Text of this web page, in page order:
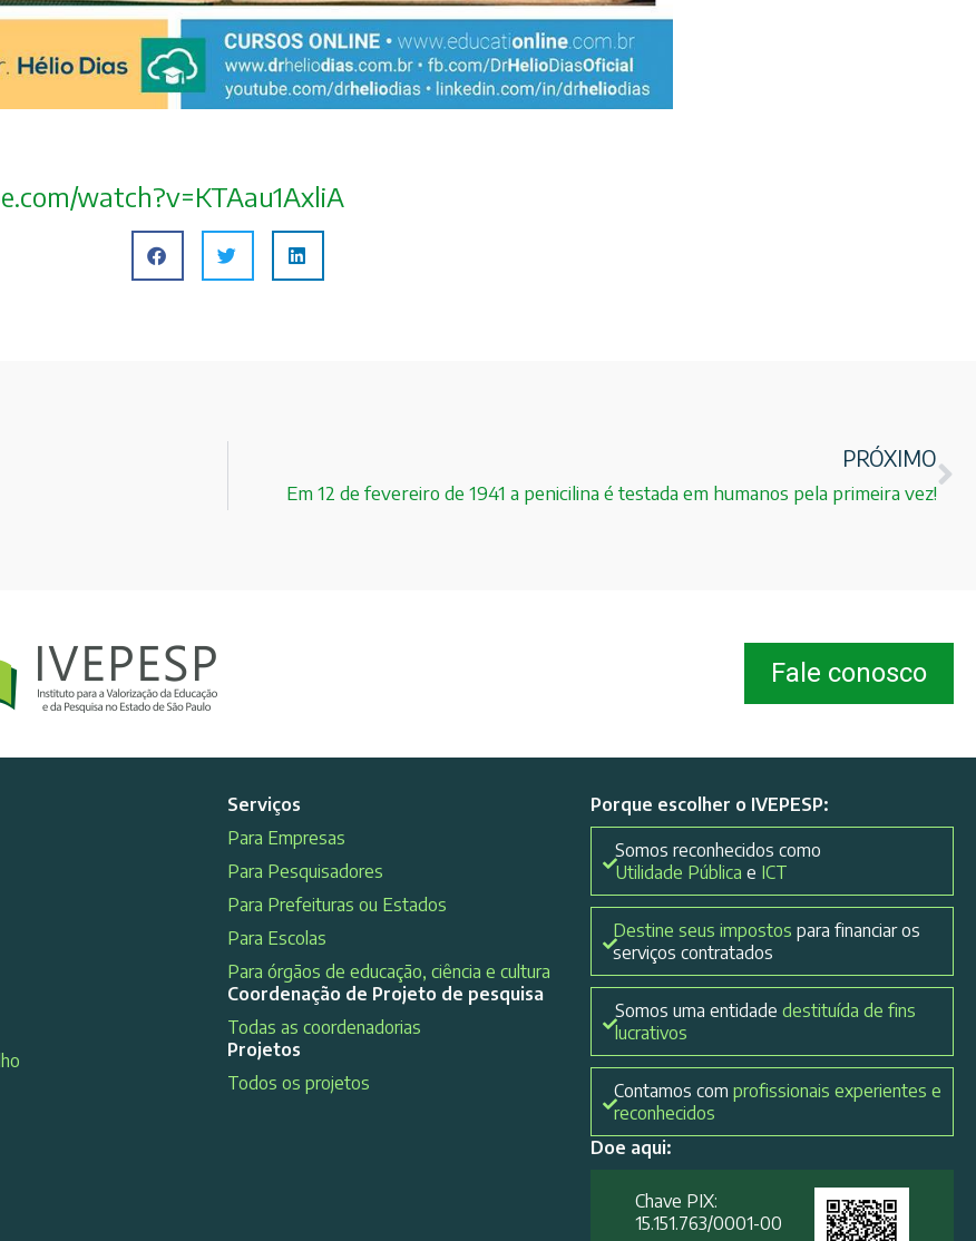
watch?v=KTAau1AxliA
PRÓXIMO
Em 12 de fevereiro de 1941 a penicilina é testada em humanos pela primeira vez!
Fale conosco
Serviços
Para Empresas
Para Pesquisadores
Para Prefeituras ou Estados
Para Escolas
Para órgãos de educação, ciência e cultura
Coordenação de Projeto de pesquisa
Todas as coordenadorias
Projetos
Todos os projetos
Porque escolher o IVEPESP:
Somos reconhecidos como
Utilidade Pública e ICT
Destine seus impostos para financiar os
serviços contratados
Somos uma entidadedestituída de fins
lucrativos
Contamos com profissionais experientes e
reconhecidos
Doe aqui:
Chave PIX:
15.151.763/0001-00​